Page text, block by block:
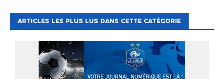
ARTICLES LES PLUS LUS DANS CETTE CATÉGORIE